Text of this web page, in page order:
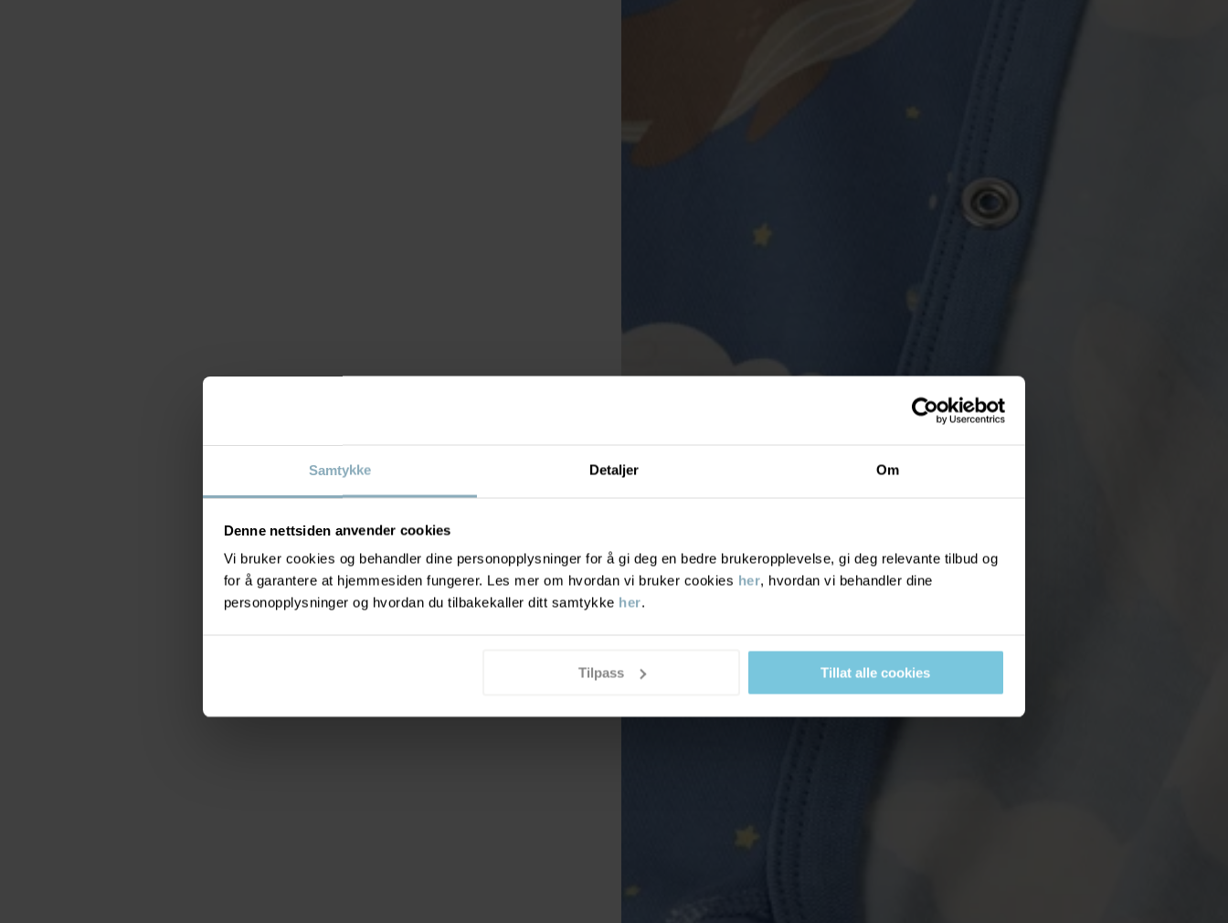
Samtykke Detaljer Om
Denne nettsiden anvender cookies
Vi bruker cookies og behandler dine personopplysninger for å gi deg en bedre brukeropplevelse, gi deg relevante tilbud og
for å garantere at hjemmesiden fungerer. Les mer om hvordan vi bruker cookies her, hvordan vi behandler dine
personopplysninger og hvordan du tilbakekaller ditt samtykke her.
Tilpass Tillat alle cookies